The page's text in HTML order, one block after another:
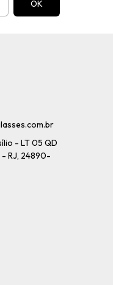
- LT 05 QD
- RJ, 24890-